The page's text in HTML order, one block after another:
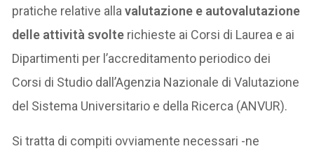
pratiche relative allavalutazione e autovalutazione
delle attività svolte richieste ai Corsi di Laurea e ai
Dipartimenti per l’accreditamento periodico dei
Corsi di Studio dall’Agenzia Nazionale di Valutazione
del Sistema Universitario e della Ricerca (ANVUR).
Si tratta di compiti ovviamente necessari -ne